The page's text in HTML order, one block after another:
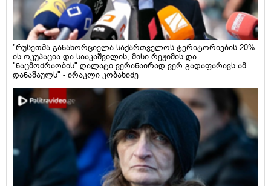
"რუსეთმა განახორციელა საქართველოს ტერიტორიების 20%-
ის ოკუპაცია და სააკაშვილის, მისი რეჟიმის და
"ნაცმოძრაობის" ღალატი ვერანაირად ვერ გადაფარავს ამ
დანაშაულს" - ირაკლი კობახიძე